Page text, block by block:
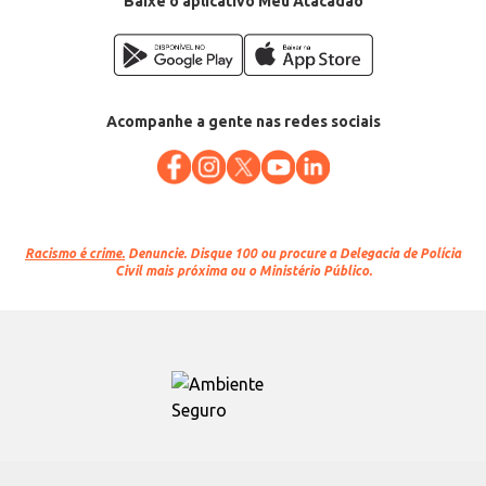
Acompanhe a gente nas redes sociais
Racismo é crime. Denuncie. Disque 100 ou procure a Delegacia de Polícia
Civil mais próxima ou o Ministério Público.